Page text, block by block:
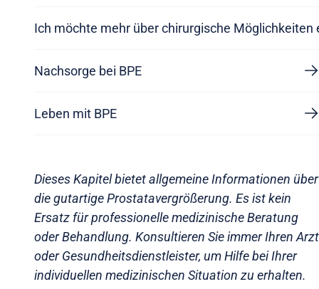
Ich möchte mehr über chirurgische Möglichkeiten
Nachsorge bei BPE
Leben mit BPE
Dieses Kapitel bietet allgemeine Informationen über
die gutartige Prostatavergrößerung. Es ist kein
Ersatz für professionelle medizinische Beratung
oder Behandlung. Konsultieren Sie immer Ihren Arzt
oder Gesundheitsdienstleister, um Hilfe bei Ihrer
individuellen medizinischen Situation zu erhalten.